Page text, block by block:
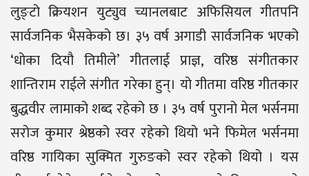
लुङ्टो क्रियशन युट्युव च्यानलबाट अफिसियल गीतपनि
सार्वजनिक भैसकेको छ। ३५ वर्ष अगाडी सार्वजनिक भएको
‘धोका दियौ तिमीले’ गीतलाई प्राज्ञ, वरिष्ठ संगीतकार
शान्तिराम राईले संगीत गरेका हुन्। यो गीतमा वरिष्ठ गीतकार
बुद्धवीर लामाको शब्द रहेको छ । ३५ वर्ष पुरानो मेल भर्सनमा
सरोज कुमार श्रेष्ठको स्वर रहेको थियो भने फिमेल भर्सनमा
वरिष्ठ गायिका सुक्मित गुरुङको स्वर रहेको थियो । यस